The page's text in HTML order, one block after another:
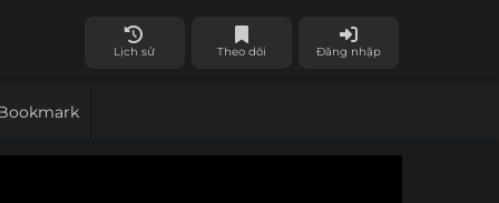
Lịch sử Theo dõi Đăng nhập